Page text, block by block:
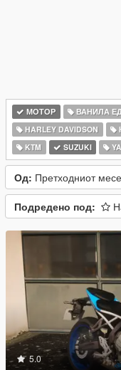
МОТОР ВАНИЛА
HARLEY DAVIDSON
KTM
SUZUKI
Од: Претходниот
Подредено под:
5.0